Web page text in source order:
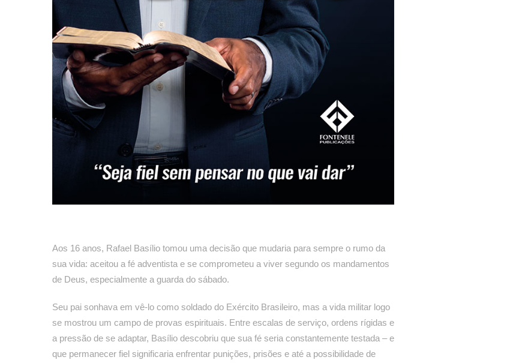
Aos 16 anos, Rafael Basílio tomou uma decisão que mudaria para sempre o rumo da
sua vida: aceitou a fé adventista e se comprometeu a viver segundo os mandamentos
de Deus, especialmente a guarda do sábado.
Seu pai sonhava em vê-lo como soldado do Exército Brasileiro, mas a vida militar logo
se mostrou um campo de provas espirituais. Entre escalas de serviço, ordens rígidas e
a pressão de se adaptar, Basílio descobriu que sua fé seria constantemente testada – e
que permanecer fiel significaria enfrentar punições, prisões e até a possibilidade de